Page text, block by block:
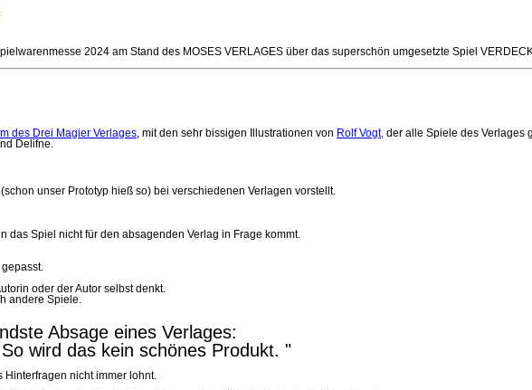
2024 am Stand des MOSES VERLAGES über das superschön umgesetzte Spiel
des Drei Magier Verlages, mit den sehr bissigen Illustrationen von Rolf Vogt, der alle Spiele des Verlages
Delifne.
(schon unser Prototyp hieß so) bei verschiedenen Verlagen vorstellt.
das Spiel nicht für den absagenden Verlag in Frage kommt.
oder der Autor selbst denkt.
andere Spiele.
Absage eines Verlages:
wird das kein schönes Produkt. "
Hinterfragen nicht immer lohnt.